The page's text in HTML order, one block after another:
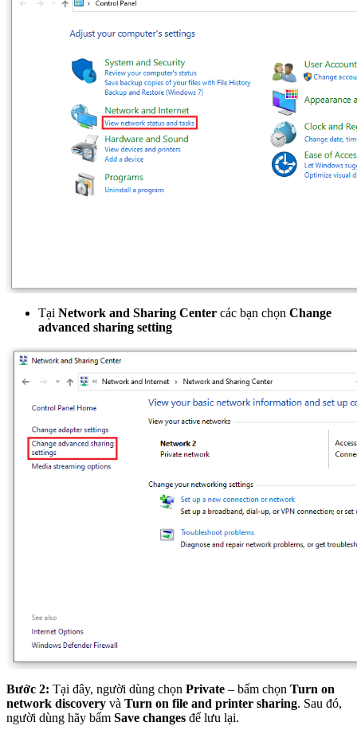
Tại Network and Sharing Center các bạn chọn Change
advanced sharing setting
Bước 2: Tại đây, người dùng chọn Private – bấm chọn Turn on
network discovery và Turn on file and printer sharing. Sau đó,
người dùng hãy bấm Save changes để lưu lại.